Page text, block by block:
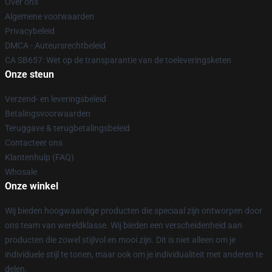
Algemene voorwaarden
Privacybeleid
DMCA - Auteursrechtbeleid
CA SB657: Wet op de transparantie van de toeleveringsketen
Onze steun
Verzend- en leveringsbeleid
Betalingsvoorwaarden
Teruggave & terugbetalingsbeleid
Contacteer ons
Klantenhulp (FAQ)
Whosale
Onze winkel
Wij bieden hoogwaardige producten die speciaal zijn ontworpen door
ons team van wereldklasse. Wij bieden een verscheidenheid aan
producten die zowel stijlvol en mooi zijn. Dit is niet alleen om je
individuele stijl te tonen, maar ook om je individualiteit met anderen te
delen.